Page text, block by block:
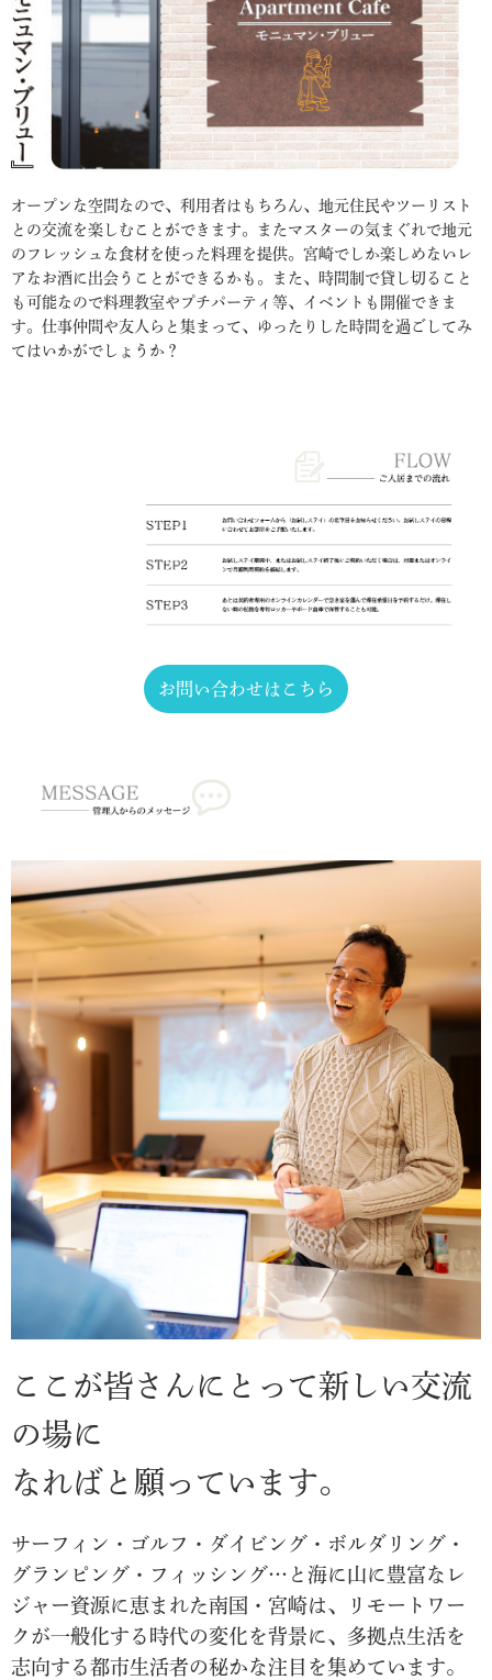
オープンな空間なので、利用者はもちろん、地元住民やツーリスト
との交流を楽しむことができます。またマスターの気まぐれで地元
のフレッシュな食材を使った料理を提供。宮崎でしか楽しめないレ
アなお酒に出会うことができるかも。また、時間制で貸し切ること
も可能なので料理教室やプチパーティ等、イベントも開催できま
す。仕事仲間や友人らと集まって、ゆったりした時間を過ごしてみ
てはいかがでしょうか？
お問い合わせはこちら
ここが皆さんにとって新しい交流
の場に
なればと願っています。
サーフィン・ゴルフ・ダイビング・ボルダリング・
グランピング・フィッシング…と海に山に豊富なレ
ジャー資源に恵まれた南国・宮崎は、リモートワー
クが一般化する時代の変化を背景に、多拠点生活を
志向する都市生活者の秘かな注目を集めています。